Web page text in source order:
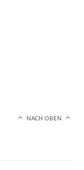
NACH OBEN